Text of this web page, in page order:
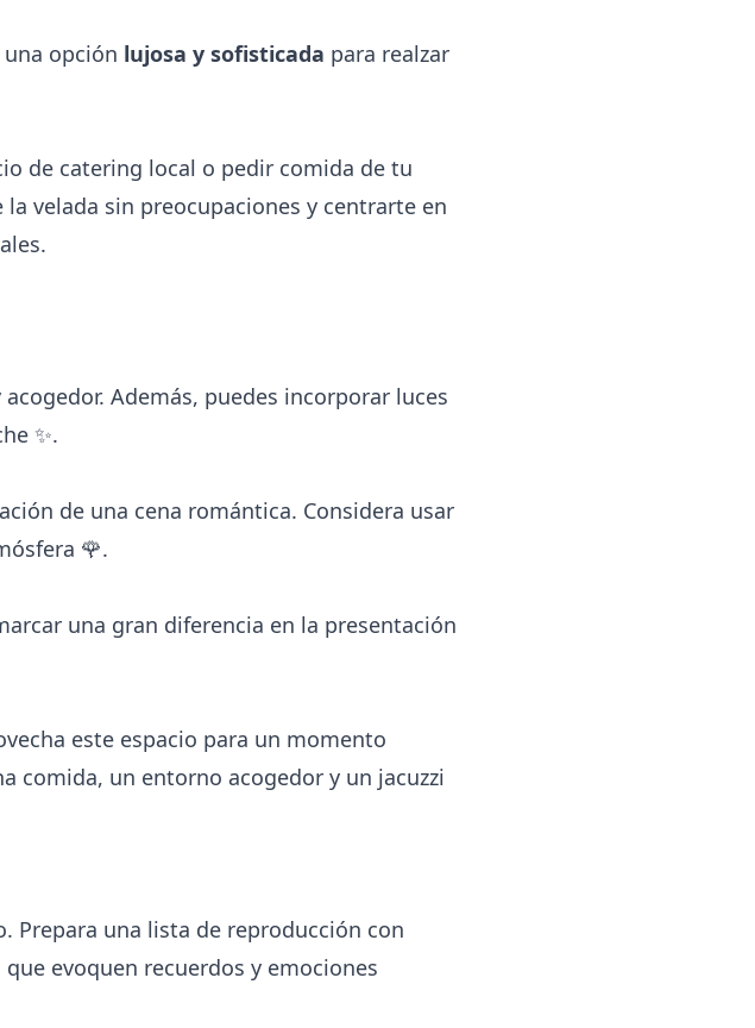
opción lujosa y sofisticada para realzar
de catering local o pedir comida de tu
velada sin preocupaciones y centrarte en
Además, puedes incorporar luces
✨.
de una cena romántica. Considera usar
🌹.
una gran diferencia en la presentación
este espacio para un momento
comida, un entorno acogedor y un jacuzzi
Prepara una lista de reproducción con
evoquen recuerdos y emociones